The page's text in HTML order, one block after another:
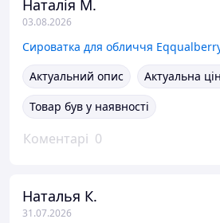
Наталія М.
03.08.2026
Актуальний опис
Актуальна
Товар був у наявності
Коментарі 0
Наталья К.
31.07.2026